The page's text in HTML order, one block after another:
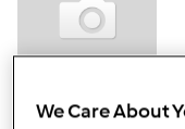
pon., 12/14/2015 - 17:53
We Care About